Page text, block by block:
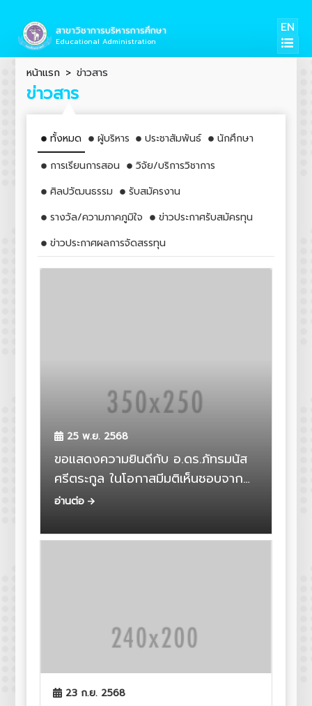
สาขาวิชาการบริหารการศึกษา
Educational Administration
EN
หน้าแรก ข่าวสาร
ข่าวสาร
ทั้งหมด ผู้บริหาร ประชาสัมพันธ์
นักศึกษา
การเรียนการสอน
วิจัย/บริการวิชาการ
ศิลปวัฒนธรรม
รับสมัครงาน
รางวัล/ความภาคภูมิใจ
ข่าวประกาศรับสมัครทุน
ข่าวประกาศผลการจัดสรรทุน
25 พ.ย. 2568
ขอแสดงความยินดีกับ อ.ดร.ภัทรมนัส
ศรีตระกูล ในโอกาสมีมติเห็นชอบจาก
สภามหาวิทยาลัยให้ดำรงตำแหน่ง
อ่านต่อ
23 ก.ย. 2568